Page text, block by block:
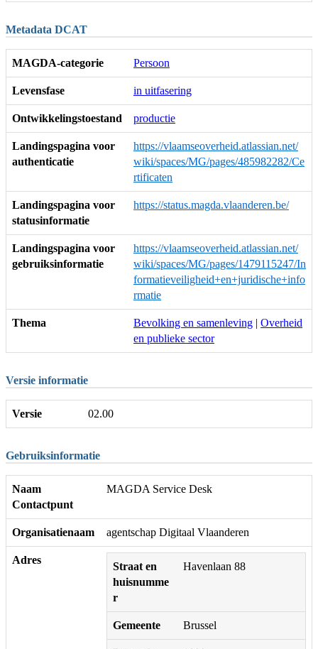
Metadata DCAT
MAGDA-categorie Persoon
Levensfase in uitfasering
Ontwikkelingstoestand productie
Landingspagina voor
authenticatie
https://vlaamseoverheid.atlassian.net/
wiki/spaces/MG/pages/485982282/Ce
rtificaten
Landingspagina voor
statusinformatie
https://status.magda.vlaanderen.be/
Landingspagina voor
gebruiksinformatie
https://vlaamseoverheid.atlassian.net/
wiki/spaces/MG/pages/1479115247/In
formatieveiligheid+en+juridische+info
rmatie
Thema Bevolking en samenleving | Overheid
en publieke sector
Versie informatie
Versie 02.00
Gebruiksinformatie
Naam
Contactpunt
MAGDA Service Desk
Organisatienaam agentschap Digitaal Vlaanderen
Adres
Straat en
huisnumme
r
Havenlaan 88
Gemeente Brussel